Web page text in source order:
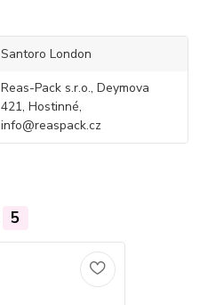
Santoro London
Reas-Pack s.r.o., Deymova
421, Hostinné,
info@reaspack.cz
5